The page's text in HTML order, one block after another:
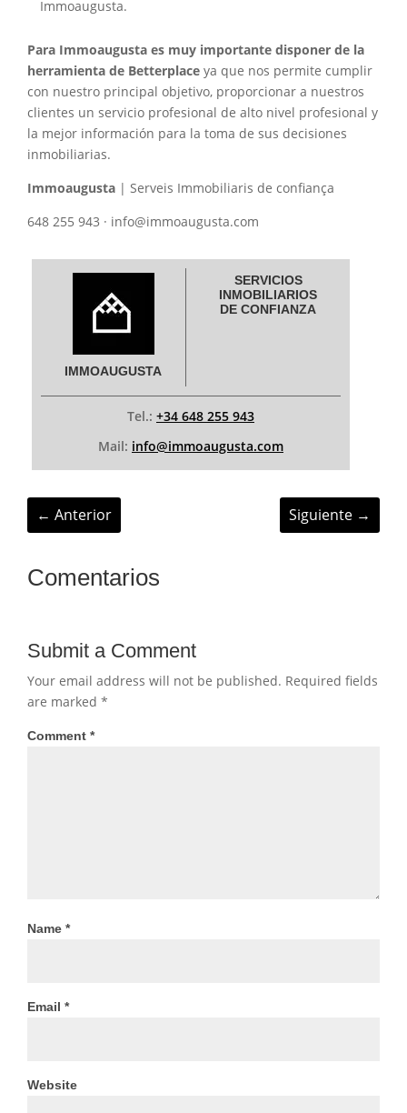
Immoaugusta.
Para Immoaugusta es muy importante disponer de la
herramienta de Betterplace ya que nos permite cumplir
con nuestro principal objetivo, proporcionar a nuestros
clientes un servicio profesional de alto nivel profesional y
la mejor información para la toma de sus decisiones
inmobiliarias.
Immoaugusta | Serveis Immobiliaris de confiança
648 255 943 · info@immoaugusta.com
IMMOAUGUSTA
SERVICIOS
INMOBILIARIOS
DE CONFIANZA
Tel.: +34 648 255 943
Mail: info@immoaugusta.com
← Anterior Siguiente →
Comentarios
Submit a Comment
Your email address will not be published. Required fields
are marked *
Comment *
Name *
Email *
Website